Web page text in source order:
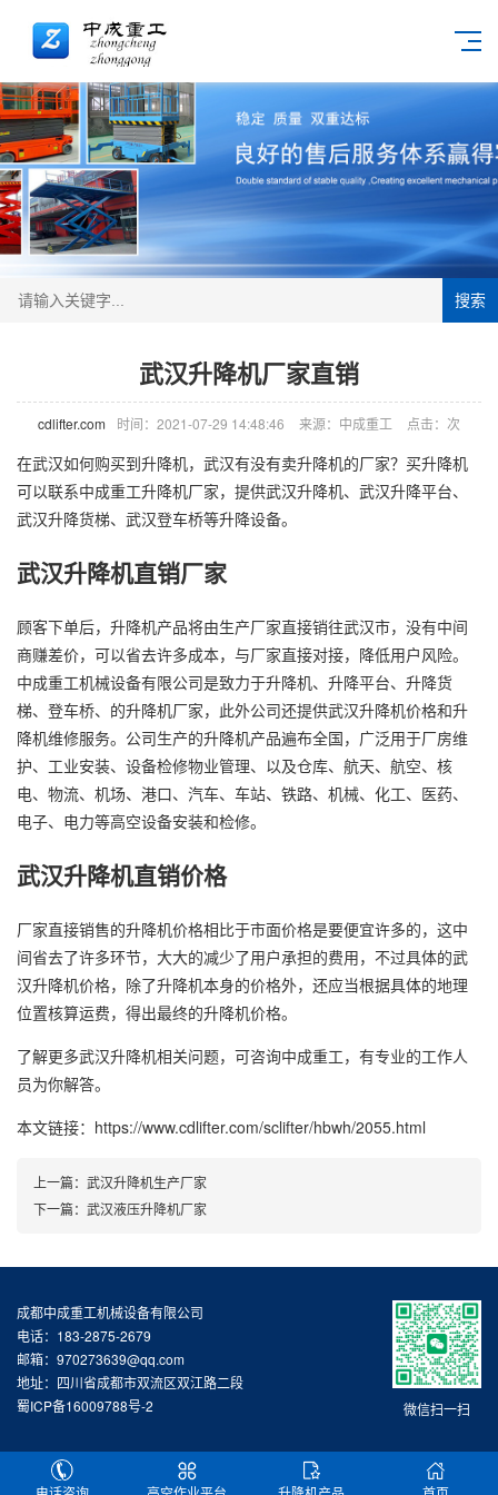
搜索
武汉升降机厂家直销
cdlifter.com 时间：2021-07-29 14:48:46 来源：中成重工 点击： 次
在武汉如何购买到升降机，武汉有没有卖升降机的厂家？买升降机
可以联系中成重工升降机厂家，提供武汉升降机、武汉升降平台、
武汉升降货梯、武汉登车桥等升降设备。
武汉升降机直销厂家
顾客下单后，升降机产品将由生产厂家直接销往武汉市，没有中间
商赚差价，可以省去许多成本，与厂家直接对接，降低用户风险。
中成重工机械设备有限公司是致力于升降机、升降平台、升降货
梯、登车桥、的升降机厂家，此外公司还提供武汉升降机价格和升
降机维修服务。公司生产的升降机产品遍布全国，广泛用于厂房维
护、工业安装、设备检修物业管理、以及仓库、航天、航空、核
电、物流、机场、港口、汽车、车站、铁路、机械、化工、医药、
电子、电力等高空设备安装和检修。
武汉升降机直销价格
厂家直接销售的升降机价格相比于市面价格是要便宜许多的，这中
间省去了许多环节，大大的减少了用户承担的费用，不过具体的武
汉升降机价格，除了升降机本身的价格外，还应当根据具体的地理
位置核算运费，得出最终的升降机价格。
了解更多武汉升降机相关问题，可咨询中成重工，有专业的工作人
员为你解答。
本文链接：https://www.cdlifter.com/sclifter/hbwh/2055.html
上一篇： 武汉升降机生产厂家
下一篇： 武汉液压升降机厂家
微信扫一扫
成都中成重工机械设备有限公司
电话：183-2875-2679
邮箱：970273639@qq.com
地址：四川省成都市双流区双江路二段
蜀ICP备16009788号-2